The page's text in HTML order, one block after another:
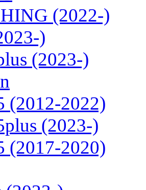
(2022-)
)
(2023-)
(2012-2022)
(2023-)
(2017-2020)